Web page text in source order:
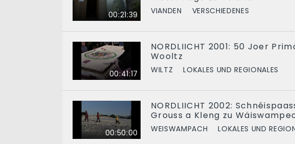
00:21:39 VIANDEN VERSCHIEDENES
00:41:17
NORDLIICHT 2001: 50 Joer
Wooltz
WILTZ LOKALES UND REGIONALES
00:50:00
NORDLIICHT 2002:
Grouss a Kleng zu
WEISWAMPACH LOKALES UND